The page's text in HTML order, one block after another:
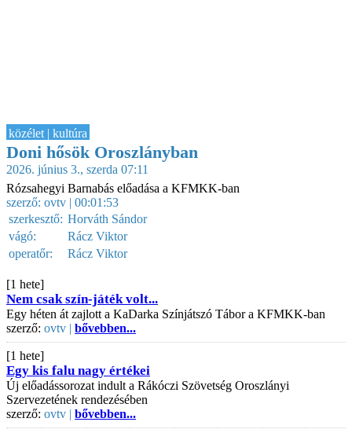
közélet | kultúra
Doni hősök Oroszlányban
2026. június 3., szerda 07:11
Rózsahegyi Barnabás előadása a KFMKK-ban
szerző: ovtv | 00:01:53
szerkesztő: Horváth Sándor
vágó:
Rácz Viktor
operatőr:
Rácz Viktor
[1 hete]
Nem csak szín-játék volt...
Egy héten át zajlott a KaDarka Színjátszó Tábor a KFMKK-ban
szerző: ovtv | bővebben...
[1 hete]
Egy kis falu nagy értékei
Új előadássorozat indult a Rákóczi Szövetség Oroszlányi
Szervezetének rendezésében
szerző: ovtv | bővebben...